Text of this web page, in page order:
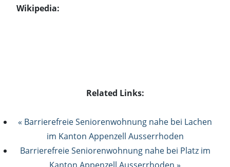
Wikipedia:
Related Links:
« Barrierefreie Seniorenwohnung nahe bei Lachen
im Kanton Appenzell Ausserrhoden
Barrierefreie Seniorenwohnung nahe bei Platz im